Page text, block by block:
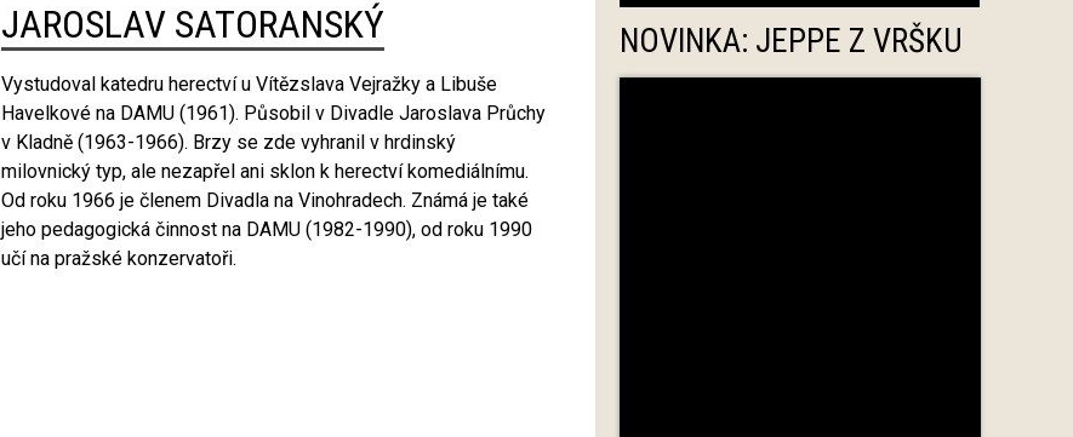
JAROSLAV SATORANSKÝ
Vystudoval katedru herectví u Vítězslava Vejražky a Libuše
Havelkové na DAMU (1961). Působil v Divadle Jaroslava Průchy
v Kladně (1963-1966). Brzy se zde vyhranil v hrdinský
milovnický typ, ale nezapřel ani sklon k herectví komediálnímu.
Od roku 1966 je členem Divadla na Vinohradech. Známá je také
jeho pedagogická činnost na DAMU (1982-1990), od roku 1990
učí na pražské konzervatoři.
NOVINKA: JEPPE Z VRŠKU